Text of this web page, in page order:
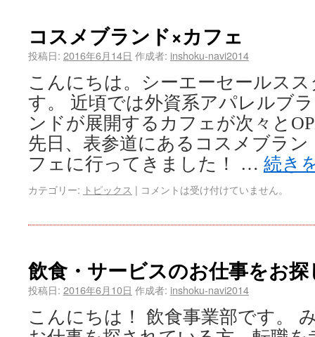
コスメブランド×カフェ
投稿日: 2016年6月14日 作成者: inshoku-navi2014
こんにちは。シーエーセールス
す。 近頃では外資系アパレルブ
ンドが展開するカフェが次々と
先日、表参道にあるコスメブラン
フェに行ってきました！ … 続き
カテゴリー: トピックス | コメントは受け付けていません。
飲食・サービスのお仕事をお
投稿日: 2016年6月10日 作成者: inshoku-navi2014
こんにちは！ 飲食事業部です。